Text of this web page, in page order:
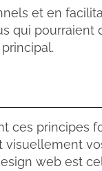
et en
qui pourraient
ces principes
visuellement
web est